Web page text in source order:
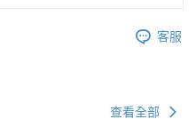
客服
查看全部